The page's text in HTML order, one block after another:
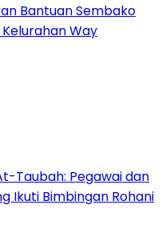
Bantuan Sembako
Way
Taubah: Pegawai dan
Ikuti Bimbingan Rohani